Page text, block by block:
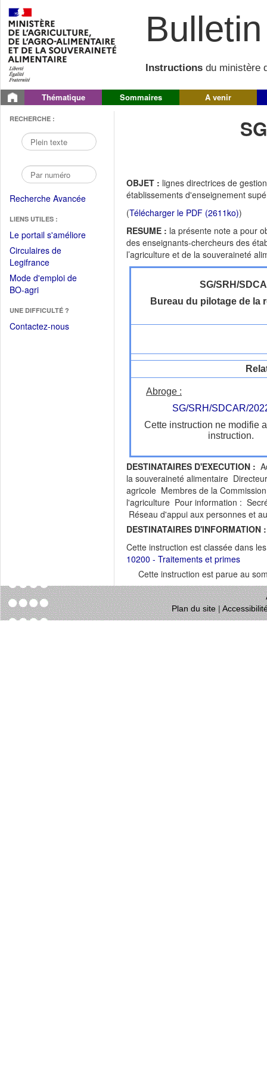
Instructions du ministère
Thématique Sommaires A venir
RECHERCHE :
Recherche Avancée
LIENS UTILES :
Le portail s'améliore(Fichier
Circulaires de
Legifrance(Ouvrir
dans
une
fenêtre)
Mode d'emploi de
BO-agri(Ouvrir
une
nouvelle
UNE DIFFICULTÉ ?
Contactez-nous
OBJET : lignes directrices de
établissements d'enseignement
(Télécharger le PDF (2611ko))
RESUME : la présente note a pour
des enseignants-chercheurs des
l’agriculture et de la souveraineté
SG/SRH/
Bureau du pilotage de la
Abroge :
SG/SRH/SDCAR/
Cette instruction ne modifie
instruction.
DESTINATAIRES D'EXECUTION :
la souveraineté alimentaire
agricole Membres de la
l'agriculture Pour information :
Réseau d'appui aux personnes et
DESTINATAIRES D'INFORMATION :
Cette instruction est classée dans
10200 - Traitements et primes
Cette instruction est parue au
Plan du site|